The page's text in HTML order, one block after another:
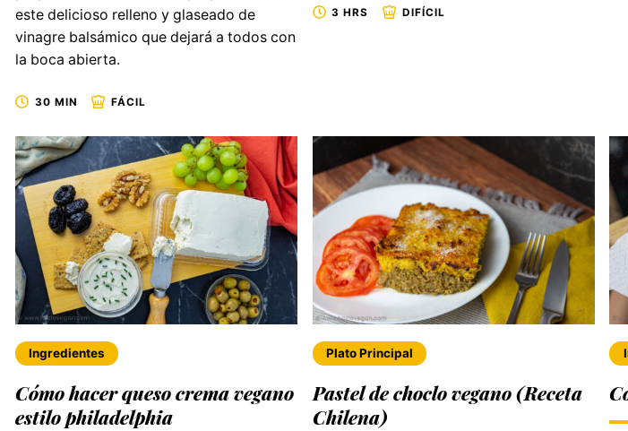
este delicioso relleno y glaseado de
vinagre balsámico que dejará a todos con
la boca abierta.
30 MIN FÁCIL
3 HRS DIFÍCIL
Ingredientes
Cómo hacer queso crema vegano
estilo philadelphia
Plato Principal
Pastel de choclo vegano (Receta
Chilena)